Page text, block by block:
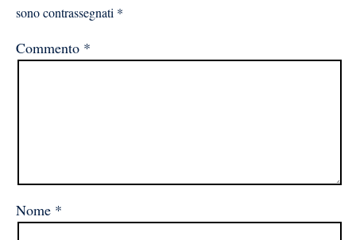
sono contrassegnati *
Commento *
Nome *